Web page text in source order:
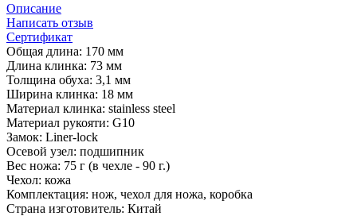
Описание
Написать отзыв
Сертификат
Общая длина: 170 мм
Длина клинка: 73 мм
Толщина обуха: 3,1 мм
Ширина клинка: 18 мм
Материал клинка: stainless steel
Материал рукояти: G10
Замок: Liner-lock
Осевой узел: подшипник
Вес ножа: 75 г (в чехле - 90 г.)
Чехол: кожа
Комплектация: нож, чехол для ножа, коробка
Страна изготовитель: Китай